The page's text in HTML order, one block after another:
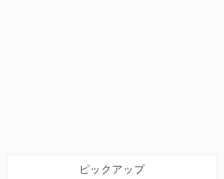
ピックアップ